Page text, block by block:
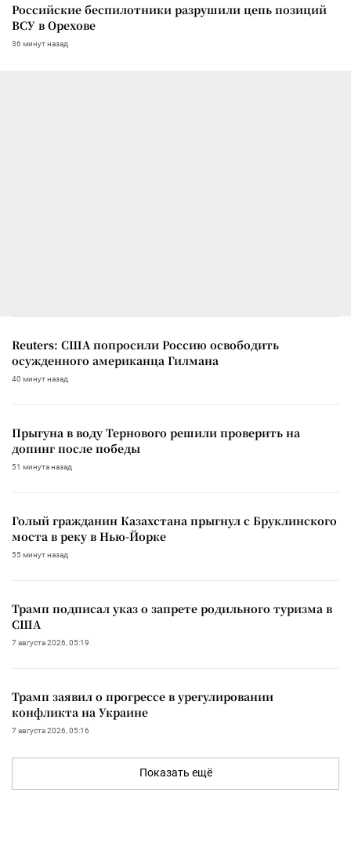
Российские беспилотники разрушили цепь позиций
ВСУ в Орехове
36 минут назад
Reuters: США попросили Россию освободить
осужденного американца Гилмана
40 минут назад
Прыгуна в воду Тернового решили проверить на
допинг после победы
51 минута назад
Голый гражданин Казахстана прыгнул с Бруклинского
моста в реку в Нью-Йорке
55 минут назад
Трамп подписал указ о запрете родильного туризма в
США
7 августа 2026, 05:19
Трамп заявил о прогрессе в урегулировании
конфликта на Украине
7 августа 2026, 05:16
Показать ещё